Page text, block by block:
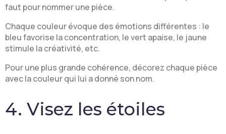
faut pour nommer une pièce.
Chaque couleur évoque des émotions différentes : le
bleu favorise la concentration, le vert apaise, le jaune
stimule la créativité, etc.
Pour une plus grande cohérence, décorez chaque pièce
avec la couleur qui lui a donné son nom.
4. Visez les étoiles